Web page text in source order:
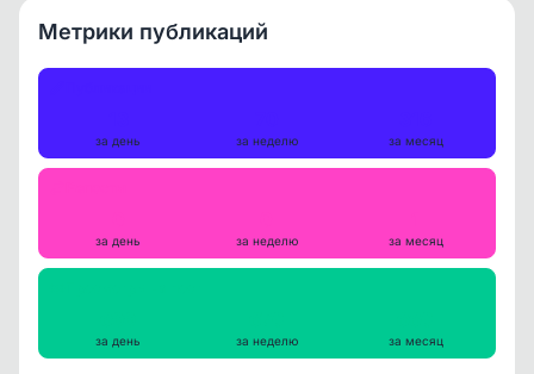
Метрики публикаций
за день за неделю за месяц
за день за неделю за месяц
за день за неделю за месяц